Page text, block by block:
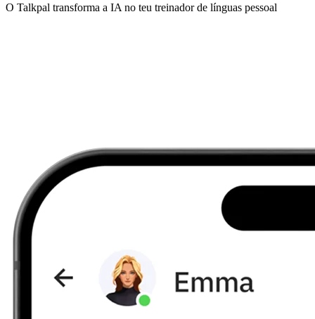
O Talkpal transforma a IA no teu treinador de línguas pessoal